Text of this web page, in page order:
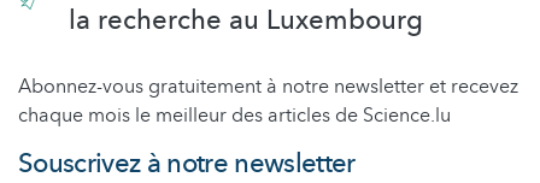
la recherche au Luxembourg
Abonnez-vous gratuitement à notre newsletter et recevez
chaque mois le meilleur des articles de Science.lu
Souscrivez à notre newsletter